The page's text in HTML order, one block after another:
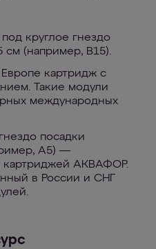
круглое гнездо
см (например, B15).
картридж c
Такие модули
международных
посадки
А5) —
картриджей АКВАФОР.
в России и СНГ